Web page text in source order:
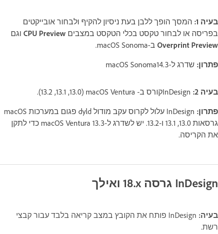
בעיה 1:
המסך הופך ללבן בעת ניסיון להקיף ולבחור אובייקטים
בפריסה או לבחור טקסט בכלי הטקסט במצבים CPU Preview וגם
Overprint Preview ב-macOS Sonoma.
פתרון: שדרג ל-macOS Sonoma14.3
בעיה 2:
פתרון:
InDesign עלול לקרוס עקב מודול dyld פגום במערכות macOS
גרסאות 13.0, ‏‏‏13.1 ו-13.2. יש לשדרג ל-macOS Ventura 13.3 כדי לתקן
את הקריסה.
InDesign גרסה ‎18.x ואילך
בעיה:
InDesign פותח את הקובץ במצב קריאה בלבד עבור קבצי
רשת.